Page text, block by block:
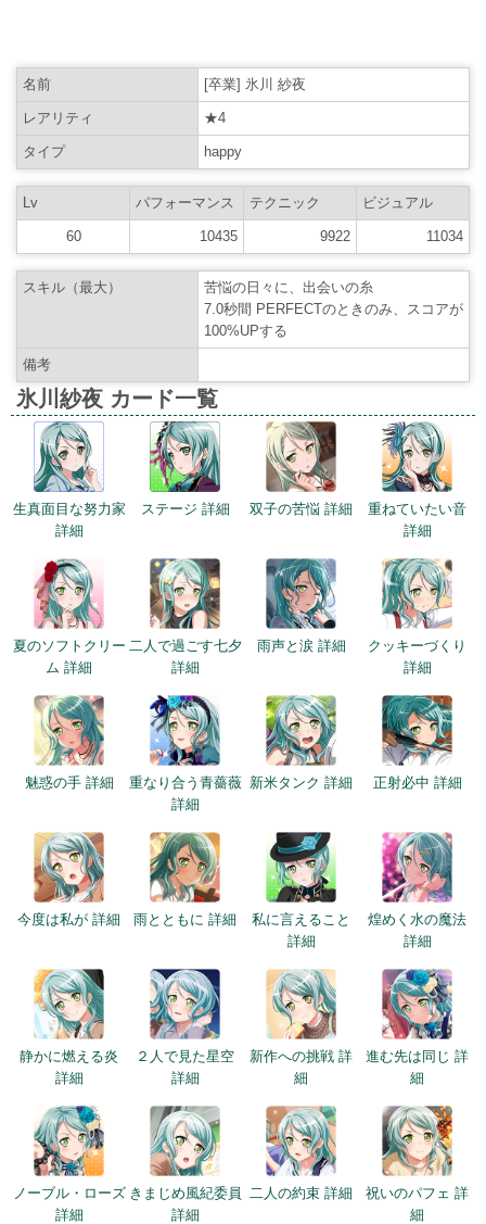
名前 [卒業] 氷川 紗夜
レアリティ ★4
タイプ happy
Lv パフォーマンス テクニック ビジュアル
60 10435 9922 11034
スキル（最大）
苦悩の日々に、出会いの糸
7.0秒間 PERFECTのときのみ、スコアが
100%UPする
備考
氷川紗夜 カード一覧
生真面目な努力家
詳細
ステージ 詳細 双子の苦悩 詳細
重ねていたい音
詳細
夏のソフトクリー
ム 詳細
二人で過ごす七夕
詳細
雨声と涙 詳細
クッキーづくり
詳細
魅惑の手 詳細
重なり合う青薔薇
詳細
新米タンク 詳細 正射必中 詳細
今度は私が 詳細 雨とともに 詳細
私に言えること
詳細
煌めく水の魔法
詳細
静かに燃える炎
詳細
２人で見た星空
詳細
新作への挑戦 詳
細
進む先は同じ 詳
細
ノーブル・ローズ
詳細
きまじめ風紀委員
詳細
二人の約束 詳細
祝いのパフェ 詳
細